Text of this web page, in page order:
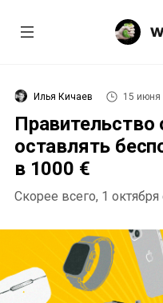
Илья Кичаев 15 июня
Правительство
оставлять
в 1000 €
Скорее всего, 1 октября